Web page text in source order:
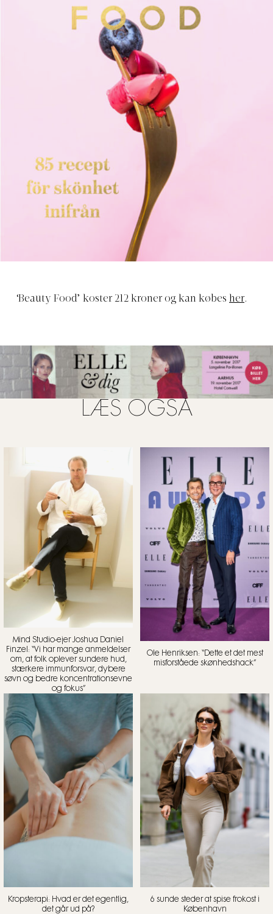
‘Beauty Food’ koster 212 kroner og kan købes her.
LÆS OGSÅ
Mind Studio-ejer Joshua Daniel
Finzel: “Vi har mange anmeldelser
om, at folk oplever sundere hud,
stærkere immunforsvar, dybere
søvn og bedre koncentrationsevne
og fokus”
Ole Henriksen: “Dette et det mest
misforståede skønhedshack”
Kropsterapi: Hvad er det egentlig,
det går ud på?
6 sunde steder at spise frokost i
København